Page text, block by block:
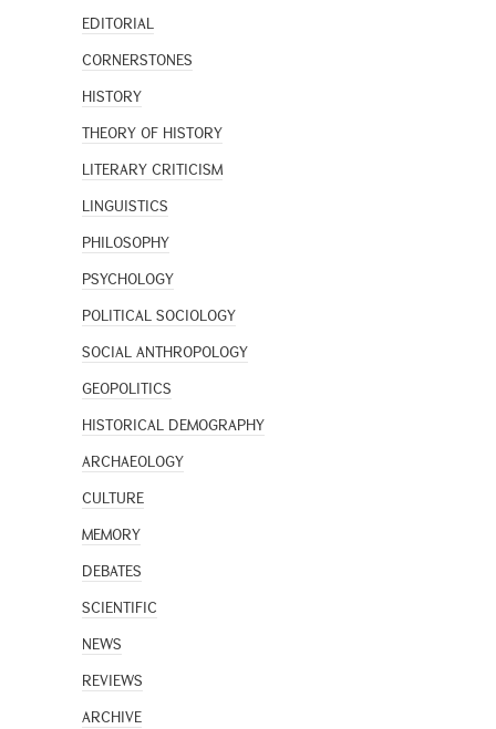
EDITORIAL
CORNERSTONES
HISTORY
THEORY OF HISTORY
LITERARY CRITICISM
LINGUISTICS
PHILOSOPHY
PSYCHOLOGY
POLITICAL SOCIOLOGY
SOCIAL ANTHROPOLOGY
GEOPOLITICS
HISTORICAL DEMOGRAPHY
ARCHAEOLOGY
CULTURE
MEMORY
DEBATES
SCIENTIFIC
NEWS
REVIEWS
ARCHIVE